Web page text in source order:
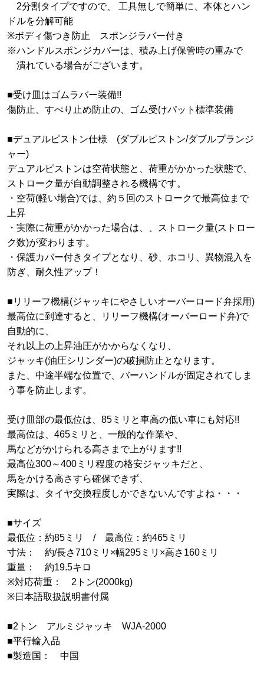
2分割タイプですので、 工具無しで簡単に、本体とハン
ドルを分解可能
※ボディ傷つき防止 スポンジラバー付き
※ハンドルスポンジカバーは、積み上げ保管時の重みで
潰れている場合がございます。
■受け皿はゴムラバー装備!!
傷防止、すべり止め防止の、ゴム受けパット標準装備
■デュアルピストン仕様 (ダブルピストン/ダブルプランジ
ャー)
デュアルピストンは空荷状態と、荷重がかかった状態で、
ストローク量が自動調整される機構です。
・空荷(軽い場合)では、約５回のストロークで最高位まで
上昇
・実際に荷重がかかった場合は、、ストローク量(ストロー
ク数)が変わります。
・保護カバー付きタイプとなり、砂、ホコリ、異物混入を
防ぎ、耐久性アップ！
■リリーフ機構(ジャッキにやさしいオーバーロード弁採用)
最高位に到達すると、リリーフ機構(オーバーロード弁)で
自動的に、
それ以上の上昇油圧がかからなくなり、
ジャッキ(油圧シリンダー)の破損防止となります。
また、中途半端な位置で、バーハンドルが固定されてしま
う事を防止します。
受け皿部の最低位は、85ミリと車高の低い車にも対応!!
最高位は、465ミリと、一般的な作業や、
馬などがかけられる高さまで上がります!!
最高位300～400ミリ程度の格安ジャッキだと、
馬をかける高さすら確保できず、
実際は、タイヤ交換程度しかできないんですよね・・・
■サイズ
最低位：約85ミリ / 最高位：約465ミリ
寸法： 約/長さ710ミリ×幅295ミリ×高さ160ミリ
重量： 約19.5キロ
※対応荷重： 2トン(2000kg)
※日本語取扱説明書付属
■2トン アルミジャッキ WJA-2000
■平行輸入品
■製造国： 中国